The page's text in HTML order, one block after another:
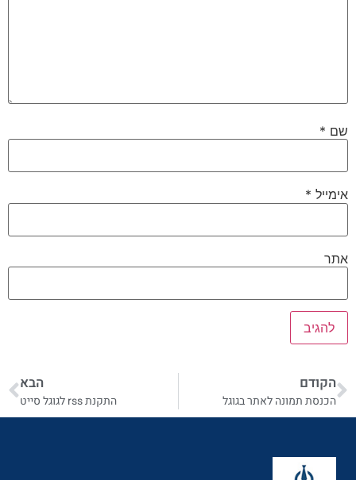
שם *
אימייל *
אתר
הקודם
הכנסת תמונה לאתר בגוגל
הבא
התקנת rss לגוגל סייט